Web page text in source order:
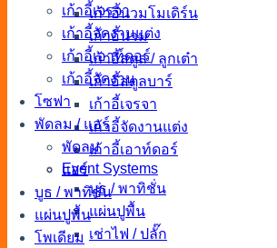
เก้าอี้นวมโมเดิร์น
เก้าอี้นวม
เก้าอี้สตูล / ลูกเต๋า
เก้าอี้สตูลบาร์
เก้าอี้เจรจา
เก้าอี้จัดงานแต่ง
เก้าอี้เอาท์ดอร์
Event Systems
บูธ / พาทิชั่น
แผ่นปูพื้น
เช่าไฟ / ปลั๊ก
เก้าอี้เจรจา
เก้าอี้จัดงานแต่ง
เก้าอี้เอาท์ดอร์
เก้าอี้จัดงาน
โซฟา
พัดลม / แอร์
พัดลม
แอร์
บูธ / พาทิชั่น
แผ่นปูพื้น
โพเดียม